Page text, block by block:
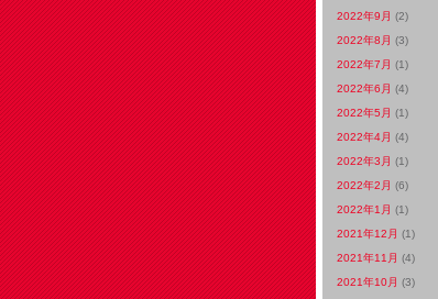
2022年9月 (2)
2022年8月 (3)
2022年7月 (1)
2022年6月 (4)
2022年5月 (1)
2022年4月 (4)
2022年3月 (1)
2022年2月 (6)
2022年1月 (1)
2021年12月 (1)
2021年11月 (4)
2021年10月 (3)